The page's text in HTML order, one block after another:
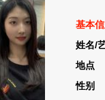
基本
姓名/
地点
性别